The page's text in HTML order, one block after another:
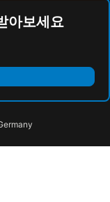
아보세요